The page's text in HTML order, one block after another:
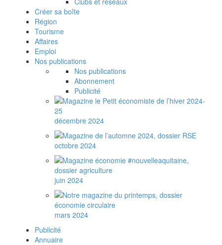
Créer sa boîte
Région
Tourisme
Affaires
Emploi
Nos publications
Nos publications
Abonnement
Publicité
décembre 2024
octobre 2024
juin 2024
mars 2024
Publicité
Annuaire